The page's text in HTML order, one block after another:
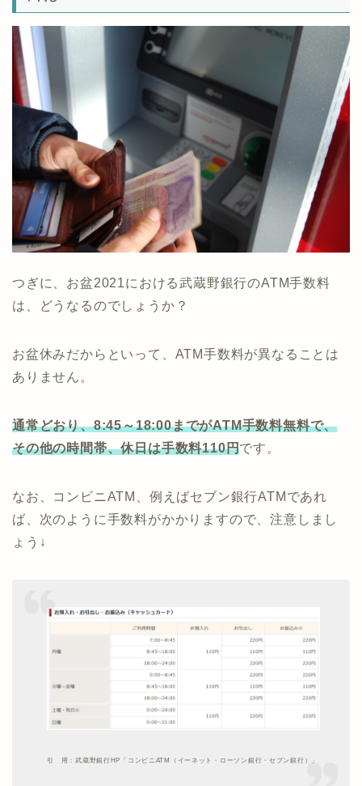
つぎに、お盆2021における武蔵野銀行のATM手数料
は、どうなるのでしょうか？
お盆休みだからといって、ATM手数料が異なることは
ありません。
通常どおり、8:45～18:00までがATM手数料無料で、
その他の時間帯、休日は手数料110円です。
なお、コンビニATM、例えばセブン銀行ATMであれ
ば、次のように手数料がかかりますので、注意しまし
ょう↓
引 用：武蔵野銀行HP「コンビニATM（イーネット・ローソン銀行・セブン銀行）」